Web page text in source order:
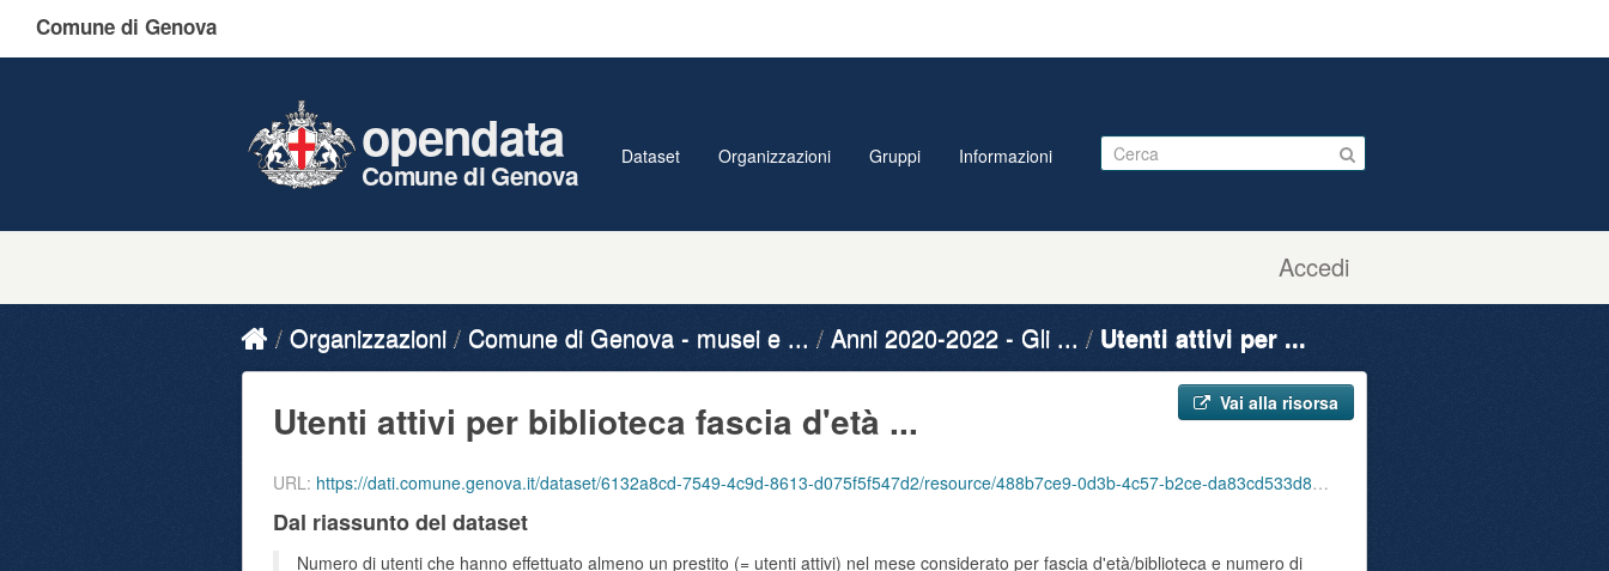
Comune di Genova
Accedi
opendata
Comune di Genova
Dataset Organizzazioni Gruppi Informazioni
Organizzazioni Comune di Genova - musei e ... Anni 2020-2022 - Gli ... Utenti attivi per ...
Vai alla risorsa
Utenti attivi per biblioteca fascia d'età ...
URL: https://dati.comune.genova.it/dataset/6132a8cd-7549-4c9d-8613-d075f5f547d2/resource/488b7ce9-0d3b-4c57-b2ce-da83cd533d8d/download/ute_attivi_fet_65_74_bib_sbu_01_202211.csv
Dal riassunto del dataset
Numero di utenti che hanno effettuato almeno un prestito (= utenti attivi) nel mese considerato per fascia d'età/biblioteca e numero di